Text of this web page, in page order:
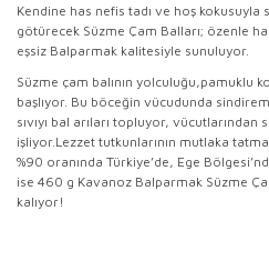
Kendine has nefis tadı ve hoş kokusuyla
götürecek Süzme Çam Balları; özenle
eşsiz Balparmak kalitesiyle sunuluyor.
Süzme çam balının yolculuğu,pamuklu
başlıyor. Bu böceğin vücudunda
sıvıyı bal arıları topluyor, vücutlarından
işliyor. Lezzet tutkunlarının mutlaka
%90 oranında Türkiye’de, Ege
ise 460 g Kavanoz Balparmak Süzme
kalıyor!